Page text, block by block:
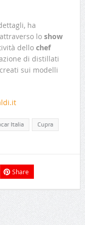
ha
loshow
dello chef
di distillati
sui modelli
Italia Cupra
Share